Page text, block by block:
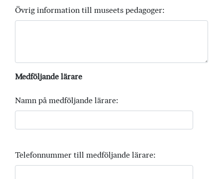
Övrig information till museets pedagoger:
Medföljande lärare
Namn på medföljande lärare:
Telefonnummer till medföljande lärare: